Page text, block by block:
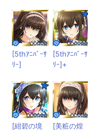
[5thｱﾆﾊﾞｰｻ
ﾘｰ]
[5thｱﾆﾊﾞｰｻ
ﾘｰ]+
[紺碧の境
[美粧の煌